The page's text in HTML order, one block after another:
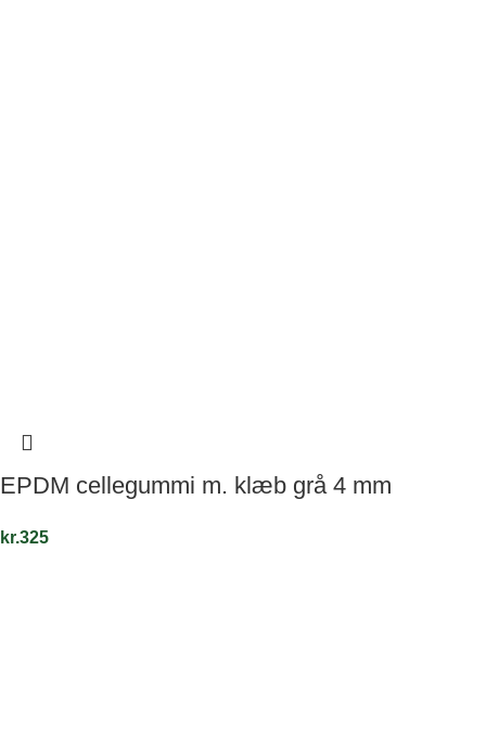
EPDM cellegummi m. klæb grå 4 mm
kr.325